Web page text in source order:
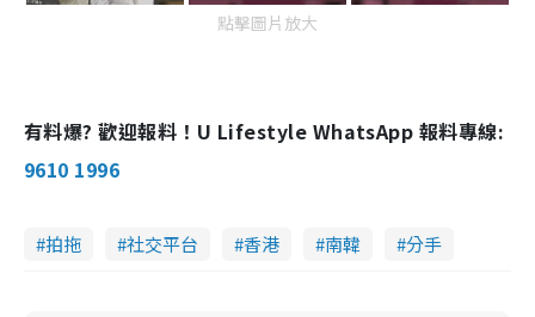
點擊圖片放大
有料爆? 歡迎報料！U Lifestyle WhatsApp 報料專線:
9610 1996
拍拖 社交平台 香港 南韓 分手